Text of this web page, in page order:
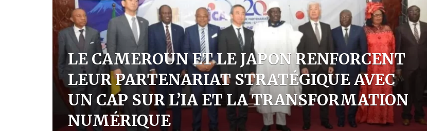
EXPULSÉS DES ÉTATS-UNIS VERS LE
CAMEROUN, 36 AFRICAINS SAISISSENT LES
TRIBUNAUX DE YAOUNDÉ